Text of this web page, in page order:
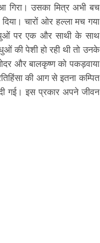
गिरा। उसका मित्र अभी बच
चारों ओर हल्ला मच गया
पर एक और साथी के साथ
की पेशी हो रही थी तो उनके
और बालकृष्ण को पकड़वाया
की आग से इतना कम्पित
गई। इस प्रकार अपने जीवन